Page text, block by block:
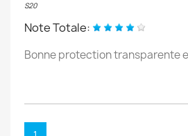
S20
Note Totale:
Bonne protection transparente